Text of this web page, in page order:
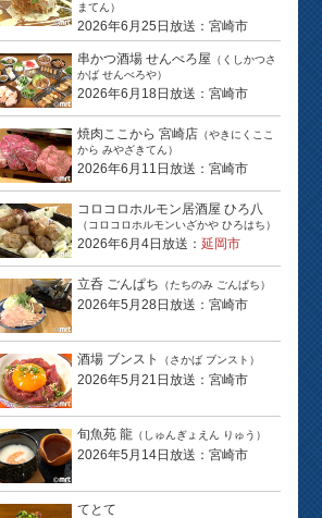
まてん）
2026年6月25日放送：宮崎市
串かつ酒場 せんべろ屋 （くしかつさ
かば せんべろや）
2026年6月18日放送：宮崎市
焼肉ここから 宮崎店 （やきにくここ
から みやざきてん）
2026年6月11日放送：宮崎市
コロコロホルモン居酒屋 ひろ八
（コロコロホルモンいざかや ひろはち）
2026年6月4日放送： 延岡市
立呑 ごんぱち （たちのみ ごんぱち）
2026年5月28日放送：宮崎市
酒場 ブンスト （さかば ブンスト）
2026年5月21日放送：宮崎市
旬魚苑 龍 （しゅんぎょえん りゅう）
2026年5月14日放送：宮崎市
てとて